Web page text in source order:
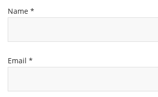
Name *
Email *